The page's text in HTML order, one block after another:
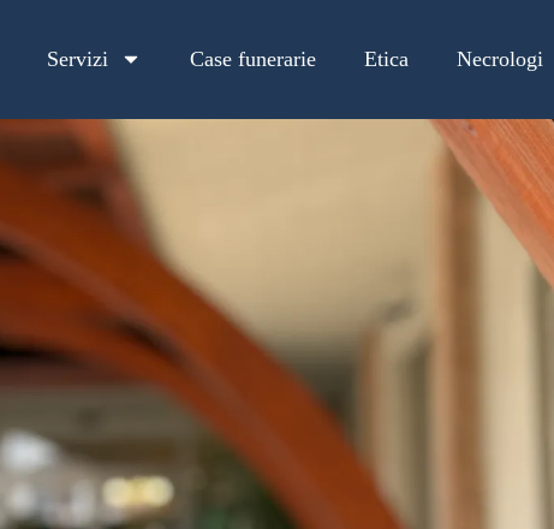
Servizi Case funerarie Etica Necrologi